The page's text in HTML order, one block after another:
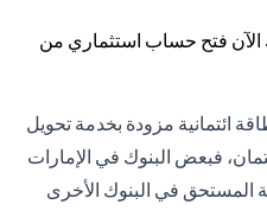
ائتمانية مزودة بخدمة تحويل
فبعض البنوك في الإمارات
المستحق في البنوك الأخرى